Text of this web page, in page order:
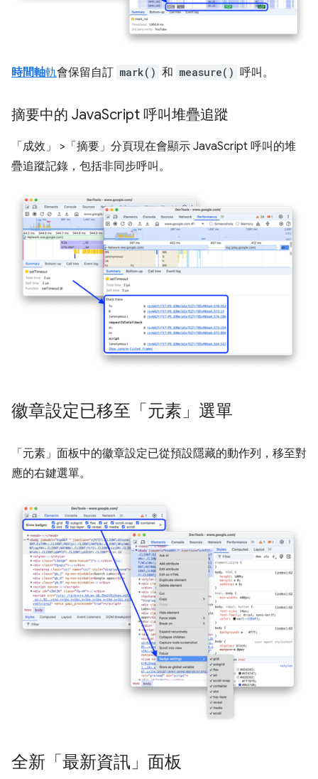
時間軸軌會保留自訂 mark() 和 measure() 呼叫。
摘要中的 JavaScript 呼叫堆疊追蹤
「成效」 >「摘要」 分頁現在會顯示 JavaScript 呼叫的堆
疊追蹤記錄，包括非同步呼叫。
徽章設定已移至「元素」選單
「元素」 面板中的徽章設定已從預設隱藏的動作列，移至對
應的右鍵選單。
全新「最新資訊」面板